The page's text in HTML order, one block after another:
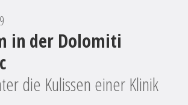
in der Dolomiti
die Kulissen einer Klinik